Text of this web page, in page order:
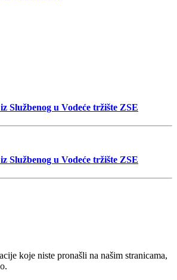
Službenog u Vodeće tržište ZSE
Službenog u Vodeće tržište ZSE
koje niste pronašli na našim stranicama,